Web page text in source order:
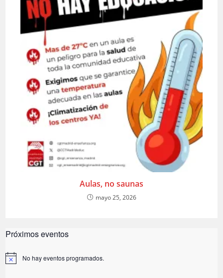
Aulas, no saunas
mayo 25, 2026
Próximos eventos
A
No hay eventos programados.